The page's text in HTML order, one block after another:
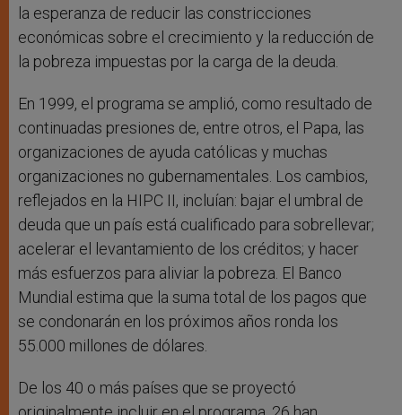
la esperanza de reducir las constricciones
económicas sobre el crecimiento y la reducción de
la pobreza impuestas por la carga de la deuda.
En 1999, el programa se amplió, como resultado de
continuadas presiones de, entre otros, el Papa, las
organizaciones de ayuda católicas y muchas
organizaciones no gubernamentales. Los cambios,
reflejados en la HIPC II, incluían: bajar el umbral de
deuda que un país está cualificado para sobrellevar;
acelerar el levantamiento de los créditos; y hacer
más esfuerzos para aliviar la pobreza. El Banco
Mundial estima que la suma total de los pagos que
se condonarán en los próximos años ronda los
55.000 millones de dólares.
De los 40 o más países que se proyectó